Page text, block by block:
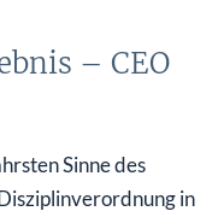
– CEO
Sinne des
in